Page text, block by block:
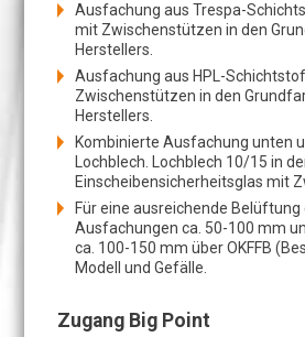
Ausfachung aus Trespa-
mit Zwischenstützen in den
Herstellers.
Ausfachung aus HPL-
Zwischenstützen in den
Herstellers.
Kombinierte Ausfachung unten
Lochblech. Lochblech 10/15 in
Einscheibensicherheitsglas mit
Für eine ausreichende Belüftung
Ausfachungen ca. 50-100 mm
ca. 100-150 mm über OKFFB
Modell und Gefälle.
Zugang Big Point